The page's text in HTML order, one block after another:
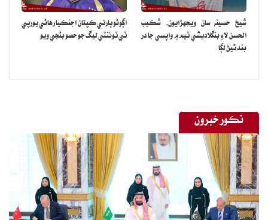
عضون ۾ موجود هوندا آهن.
يونيورسٽي نون تحقيقي نتيجن جو اعلان ڪندي چيو ته 10 لک ٽن
پلاسٽڪ جا ننڍا ننڍا ذرڙا سمنڊ ۾ جمع ٿيندا آهن، جيڪي اڪثر سامونڊي
تازن نتيجن مان خبر پئي آهي ته مائڪروپلاسٽڪ جو واسطو صحت جي
مسئلن سان اهي، جن ۾ دل ۽ ڦڦڙن جي صحت تي اثرن سان گڏ ڪينسر به
شامل آهن ان کانسواءِ مائڪرو پلاسٽڪس جو واسطو وڏي پيماني تي ماحول
کي نقصان پهچائڻ سان به آهي.
شيخ حسينه سان ويجهڙايون، شڪيب
الحسن لاءِ بنگلاديشي ٽيم ۾ واپسي جا در
بند ٿيڻ لڳا
اڳوڻو ڀارتي ڪپتان اجنڪيا رهاڻي يورپي
ٽي ٽوئنٽي ليگ جو حصو بڻجي ويو
نڪور خبرون